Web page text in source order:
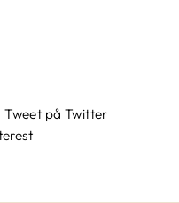
Tweet på Twitter